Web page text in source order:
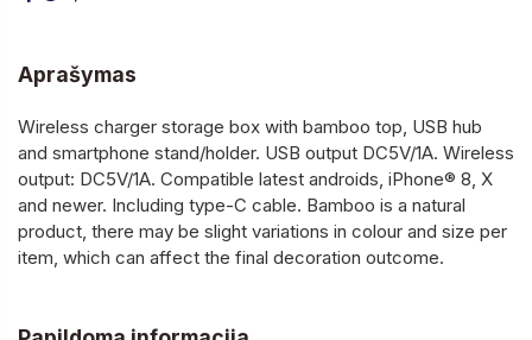
Aprašymas
Wireless charger storage box with bamboo top, USB hub
and smartphone stand/holder. USB output DC5V/1A. Wireless
output: DC5V/1A. Compatible latest androids, iPhone® 8, X
and newer. Including type-C cable. Bamboo is a natural
product, there may be slight variations in colour and size per
item, which can affect the final decoration outcome.